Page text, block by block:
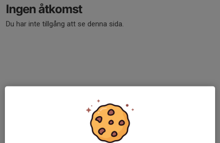
Ingen åtkomst
Du har inte tillgång att se denna sida.